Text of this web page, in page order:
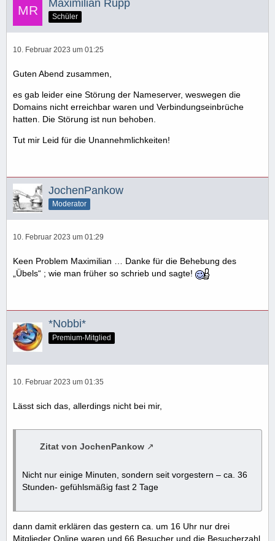
Maximilian Rupp
Schüler
10. Februar 2023 um 01:25
Guten Abend zusammen,
es gab leider eine Störung der Nameserver, weswegen die
Domains nicht erreichbar waren und Verbindungseinbrüche
hatten. Die Störung ist nun behoben.
Tut mir Leid für die Unannehmlichkeiten!
JochenPankow
Moderator
10. Februar 2023 um 01:29
Keen Problem Maximilian … Danke für die Behebung des
„Übels“ ; wie man früher so schrieb und sagte!
*Nobbi*
Premium-Mitglied
10. Februar 2023 um 01:35
Lässt sich das, allerdings nicht bei mir,
Zitat von JochenPankow
Nicht nur einige Minuten, sondern seit vorgestern – ca. 36
Stunden- gefühlsmäßig fast 2 Tage
dann damit erklären das gestern ca. um 16 Uhr nur drei
Mitglieder Online waren und 66 Besucher und die Besucherzahl